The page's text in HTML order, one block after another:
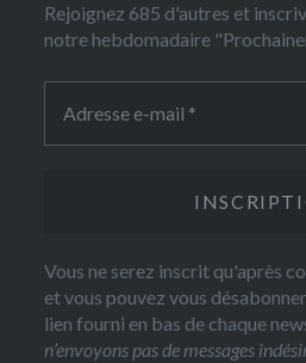
Rejoignez 685 d'autres et
notre hebdomadaire
Vous ne serez inscrit qu'après
et vous pouvez vous
lien fourni en bas de chaque
n’envoyons pas de messages